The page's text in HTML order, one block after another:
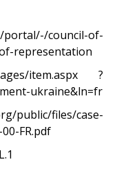
council-of-
representation
item.aspx ?
ukraine&ln=fr
files/case-
FR.pdf